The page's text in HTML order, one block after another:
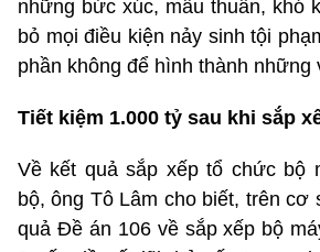
những bức xúc, mâu thuẫn, khó
bỏ mọi điều kiện nảy sinh tội
phần không để hình thành những
Tiết kiệm 1.000 tỷ sau khi sắp
Về kết quả sắp xếp tổ chức bộ
bộ, ông Tô Lâm cho biết, trên cơ
quả Đề án 106 về sắp xếp bộ